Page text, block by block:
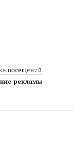
посещений
рекламы